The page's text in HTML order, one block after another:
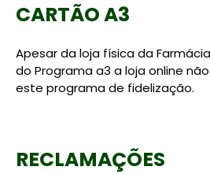
CARTÃO A3
Apesar da loja física da
do Programa a3 a loja online
este programa de fidelização.
RECLAMAÇÕES